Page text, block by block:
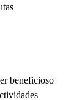
beneficioso